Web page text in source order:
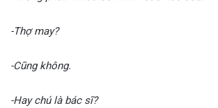
-Thợ may?
-Cũng không.
-Hay chú là bác sĩ?